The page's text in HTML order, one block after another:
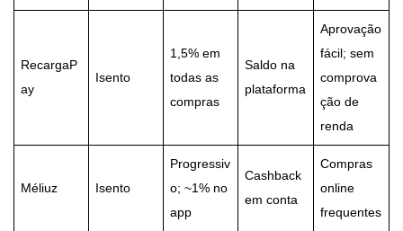
RecargaP
ay
Isento
1,5% em
todas as
compras
Saldo na
plataforma
Aprovação
fácil; sem
comprova
ção de
renda
Méliuz Isento
Progressiv
o; ~1% no
app
Cashback
em conta
Compras
online
frequentes